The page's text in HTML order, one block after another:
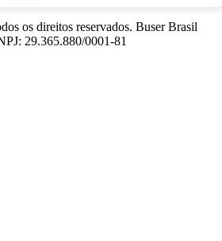
os direitos reservados. Buser Brasil
29.365.880/0001-81